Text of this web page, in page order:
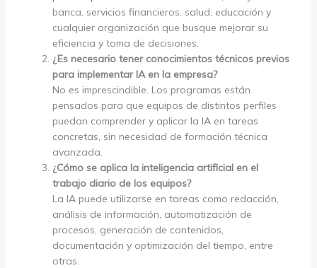
banca, servicios financieros, salud, educación y
cualquier organización que busque mejorar su
eficiencia y toma de decisiones.
¿Es necesario tener conocimientos técnicos previos
para implementar IA en la empresa?
No es imprescindible. Los programas están
pensados para que equipos de distintos perfiles
puedan comprender y aplicar la IA en tareas
concretas, sin necesidad de formación técnica
avanzada.
¿Cómo se aplica la inteligencia artificial en el
trabajo diario de los equipos?
La IA puede utilizarse en tareas como redacción,
análisis de información, automatización de
procesos, generación de contenidos,
documentación y optimización del tiempo, entre
otras.